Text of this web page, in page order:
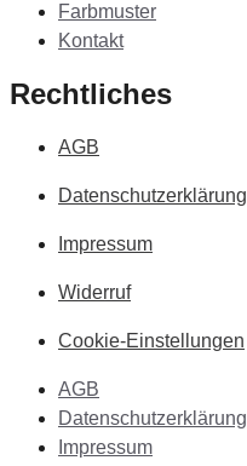
Farbmuster
Kontakt
Rechtliches
AGB
Datenschutzerklärung
Impressum
Widerruf
Cookie-Einstellungen
AGB
Datenschutzerklärung
Impressum